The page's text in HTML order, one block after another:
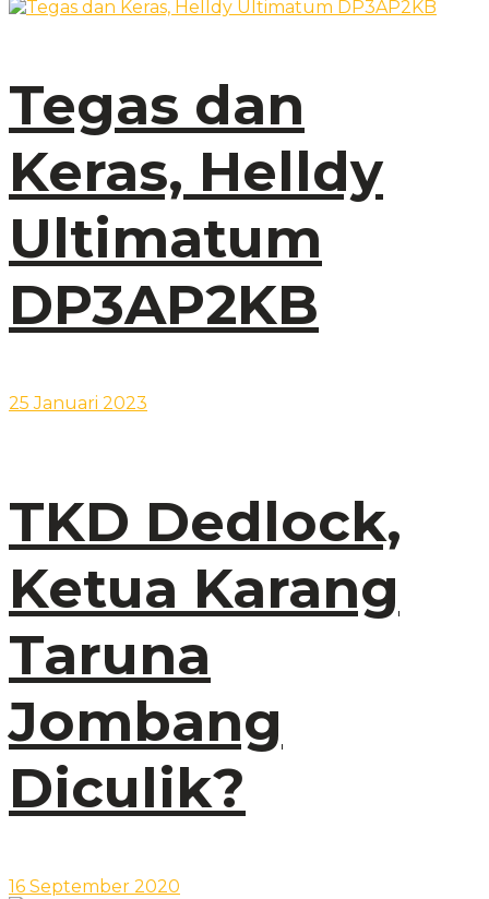
Tegas dan
Keras, Helldy
Ultimatum
DP3AP2KB
25 Januari 2023
TKD Dedlock,
Ketua Karang
Taruna
Jombang
Diculik?
16 September 2020